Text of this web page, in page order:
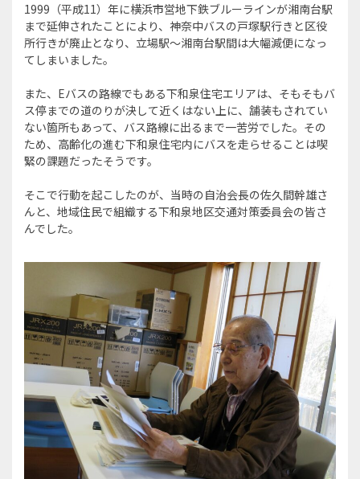
1999（平成11）年に横浜市営地下鉄ブルーラインが湘南台駅
まで延伸されたことにより、神奈中バスの戸塚駅行きと区役
所行きが廃止となり、立場駅〜湘南台駅間は大幅減便になっ
てしまいました。
また、Eバスの路線でもある下和泉住宅エリアは、そもそもバ
ス停までの道のりが決して近くはない上に、舗装もされてい
ない箇所もあって、バス路線に出るまで一苦労でした。その
ため、高齢化の進む下和泉住宅内にバスを走らせることは喫
緊の課題だったそうです。
そこで行動を起こしたのが、当時の自治会長の佐久間幹雄さ
んと、地域住民で組織する下和泉地区交通対策委員会の皆さ
んでした。